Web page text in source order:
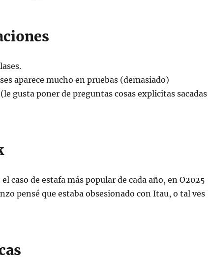
aparece mucho en pruebas (demasiado)
gusta poner de preguntas cosas explicitas sacadas
caso de estafa más popular de cada año, en O2025
pensé que estaba obsesionado con Itau, o tal ves